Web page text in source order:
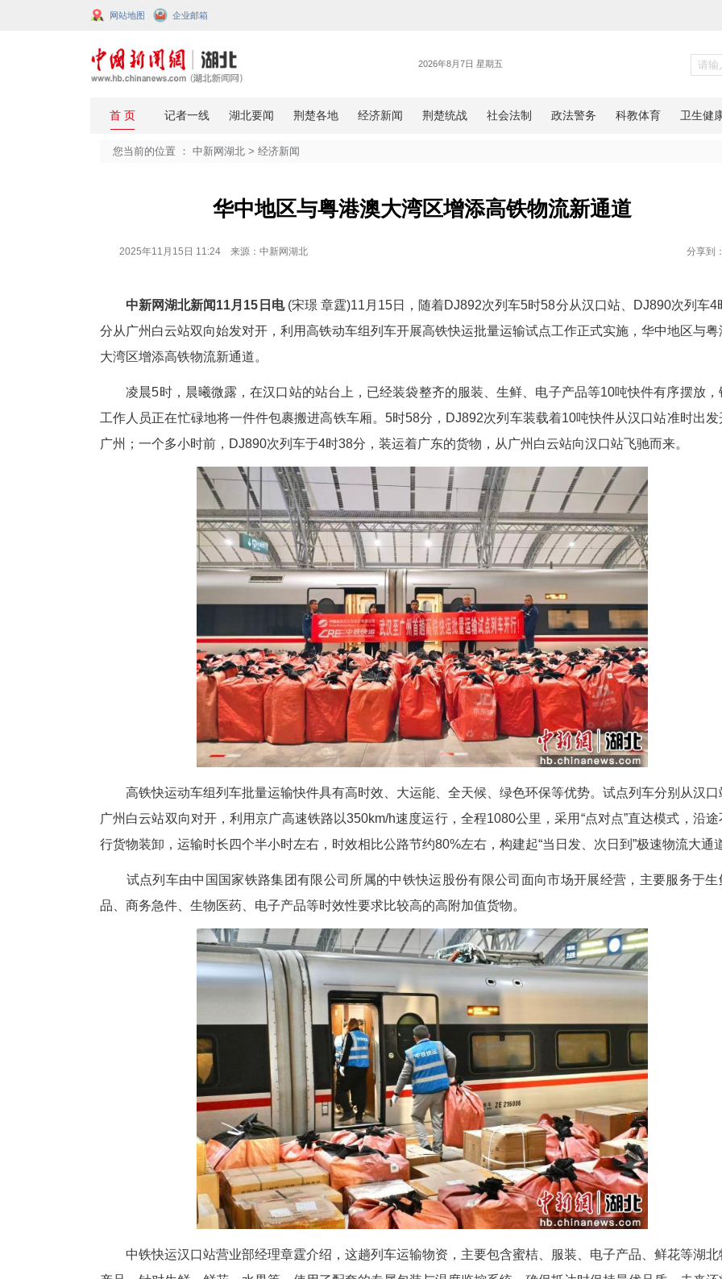
网站地图
华中地区与粤港澳大湾区增添高铁物流
2025年11月15日 11:24 来源：中新网湖北
中新网湖北新闻11月15日电
(宋璟 章霆)11月15日，随着DJ892次列车5时58分
分从广州白云站双向始发对开，利用高铁动车组列车开展高铁快运批量运输试点工
大湾区增添高铁物流新通道。
凌晨5时，晨曦微露，在汉口站的站台上，已经装袋整齐的服装、生鲜、电子产
工作人员正在忙碌地将一件件包裹搬进高铁车厢。5时58分，DJ892次列车装载着
广州；一个多小时前，DJ890次列车于4时38分，装运着广东的货物，从广州白云
高铁快运动车组列车批量运输快件具有高时效、大运能、全天候、绿色环保等优
广州白云站双向对开，利用京广高速铁路以350km/h速度运行，全程1080公里，采
行货物装卸，运输时长四个半小时左右，时效相比公路节约80%左右，构建起“当日
试点列车由中国国家铁路集团有限公司所属的中铁快运股份有限公司面向市场
品、商务急件、生物医药、电子产品等时效性要求比较高的高附加值货物。